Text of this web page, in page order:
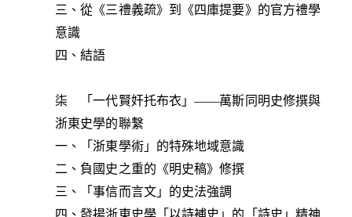
三、從《三禮義疏》到《四庫提要》的官方禮學
意識
四、結語
柒 「一代賢奸托布衣」——萬斯同明史修撰與
浙東史學的聯繫
一、「浙東學術」的特殊地域意識
二、負國史之重的《明史稿》修撰
三、「事信而言文」的史法強調